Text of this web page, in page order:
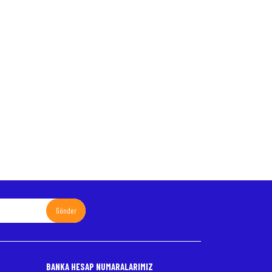
Gönder
BANKA HESAP NUMARALARIMIZ